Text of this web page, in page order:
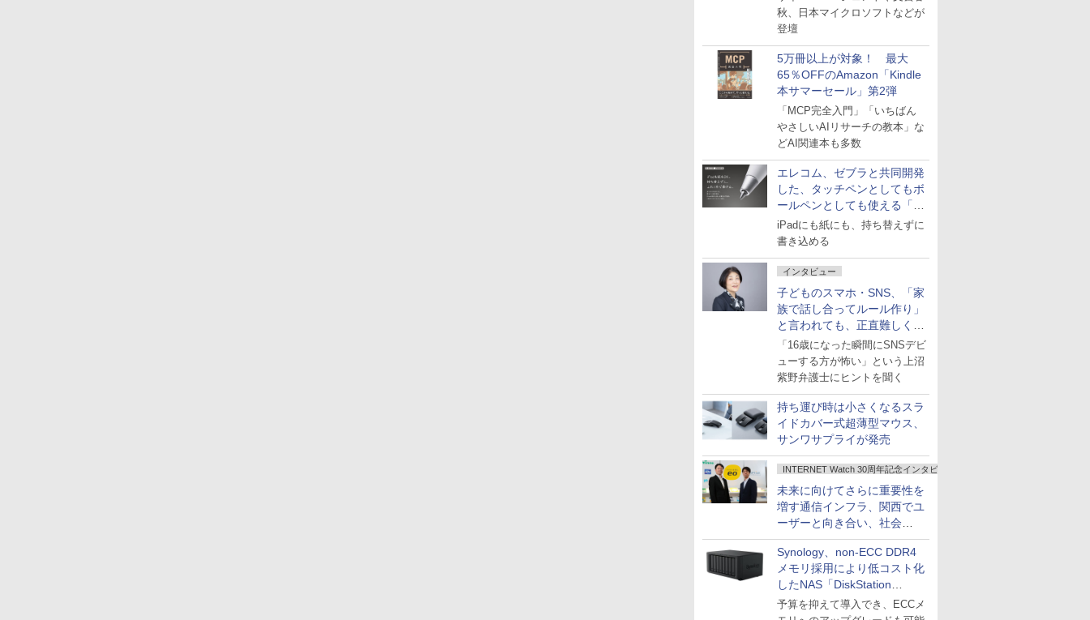
秋、日本マイクロソフトなどが
登壇
5万冊以上が対象！ 最大
65％OFFのAmazon「Kindle
本サマーセール」第2弾
「MCP完全入門」「いちばん
やさしいAIリサーチの教本」な
どAI関連本も多数
エレコム、ゼブラと共同開発
した、タッチペンとしてもボ
ールペンとしても使える「ス
タイラスツーウェイ」発売
iPadにも紙にも、持ち替えずに
書き込める
インタビュー
子どものスマホ・SNS、「家
族で話し合ってルール作り」
と言われても、正直難しくな
いですか？
「16歳になった瞬間にSNSデビ
ューする方が怖い」という上沼
紫野弁護士にヒントを聞く
持ち運び時は小さくなるスラ
イドカバー式超薄型マウス、
サンワサプライが発売
INTERNET Watch 30周年記念インタビュー
未来に向けてさらに重要性を
増す通信インフラ、関西でユ
ーザーと向き合い、社会
の“あたらしい”を起動し続け
る～オプテージ
Synology、non-ECC DDR4
メモリ採用により低コスト化
したNAS「DiskStation
neo+」シリーズ
予算を抑えて導入でき、ECCメ